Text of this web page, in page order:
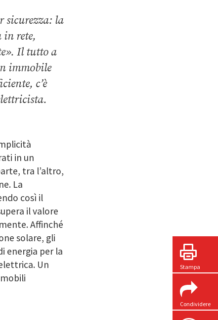
Stampa
Condividere
sicurezza: la
in rete,
Il tutto a
immobile
c’è
in un
tra l’altro,
La
così il
il valore
Affinché
solare, gli
energia per la
Un